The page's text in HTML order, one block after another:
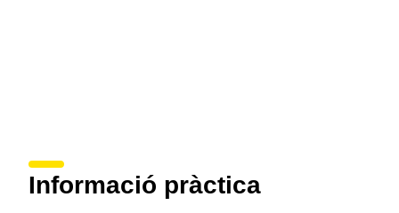
Informació pràctica